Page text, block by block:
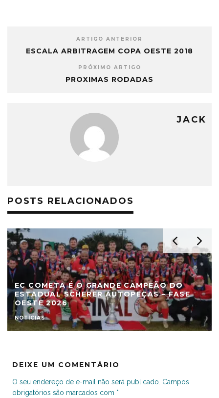
ARTIGO ANTERIOR
ESCALA ARBITRAGEM COPA OESTE 2018
PRÓXIMO ARTIGO
PROXIMAS RODADAS
JACK
POSTS RELACIONADOS
EC COMETA É O GRANDE CAMPEÃO DO
ESTADUAL SCHERER AUTOPEÇAS – FASE
OESTE 2026
NOTÍCIAS
DEIXE UM COMENTÁRIO
O seu endereço de e-mail não será publicado. Campos
obrigatórios são marcados com *